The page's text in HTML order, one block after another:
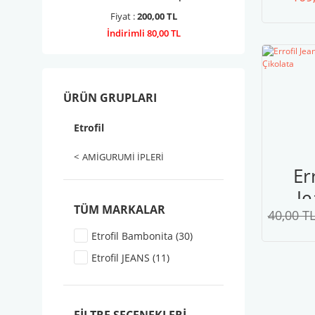
Fiyat :200,00 TL
İndirimli 80,00 TL
ÜRÜN GRUPLARI
Etrofil
AMİGURUMİ İPLERİ
TÜM MARKALAR
Etrofil Bambonita (30)
Etrofil JEANS (11)
40,00 TL